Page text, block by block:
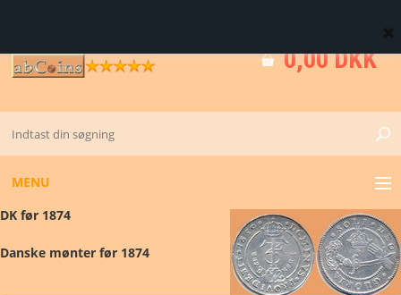
0,00 DKK
MENU
DK før 1874
Danske mønter før 1874